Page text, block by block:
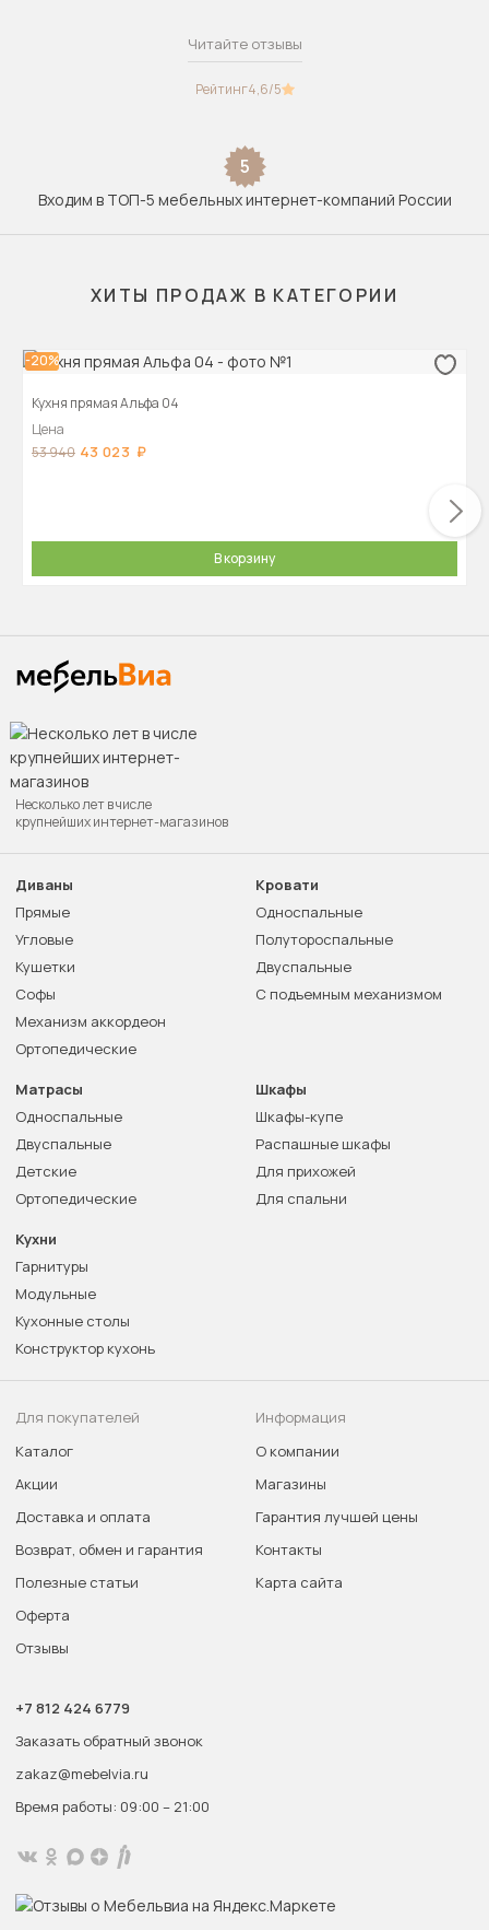
Читайте отзывы
Рейтинг4,6/5
5
Входим в ТОП-5 мебельных интернет-компаний России
ХИТЫ ПРОДАЖ В КАТЕГОРИИ
-20%
Кухня прямая Альфа 04
Цена
53 940 43 023
В корзину
Несколько лет в числе
крупнейших интернет-магазинов
Диваны
Прямые
Угловые
Кушетки
Софы
Механизм аккордеон
Ортопедические
Кровати
Односпальные
Полутороспальные
Двуспальные
С подъемным механизмом
Матрасы
Односпальные
Двуспальные
Детские
Ортопедические
Шкафы
Шкафы-купе
Распашные шкафы
Для прихожей
Для спальни
Кухни
Гарнитуры
Модульные
Кухонные столы
Конструктор кухонь
Для покупателей
Каталог
Акции
Доставка и оплата
Возврат, обмен и гарантия
Полезные статьи
Оферта
Отзывы
Информация
О компании
Магазины
Гарантия лучшей цены
Контакты
Карта сайта
+7 812 424 6779
Заказать обратный звонок
zakaz@mebelvia.ru
Время работы: 09:00 – 21:00